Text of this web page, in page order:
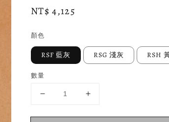
Regular
NT$ 4,125
顏色
RSF 藍灰 RSG 淺灰 RSH
數量